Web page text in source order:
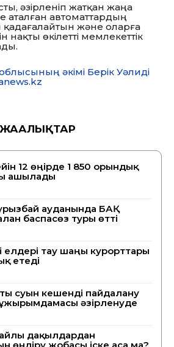
әзірленіп жатқан жаңа
аталған автоматтардың
және оларға
нақты өкілетті мемлекеттік
әкімі Берік Уәлиді
ЖАҢАЛЫҚТАР
12 өңірде 1 850 орындық
ашылады
ауданында БАҚ
баспасөз туры өтті
елдері тау шаңғы курорттары
етеді
суын кешенді пайдалану
әзірленуде
дақылдардан